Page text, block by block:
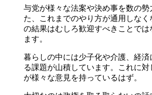
与党が様々な法案や決め事を数の勢
た、これまでのやり方が通用しなく
の結果はむしろ歓迎すべきことでは
ます。
暮らしの中には少子化や介護、経済
る課題が山積しています。これに対
が様々な意見を持っているはず。